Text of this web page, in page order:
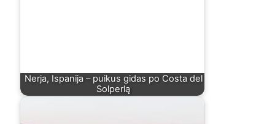
Nerja, Ispanija – puikus gidas po Costa del
Solperlą